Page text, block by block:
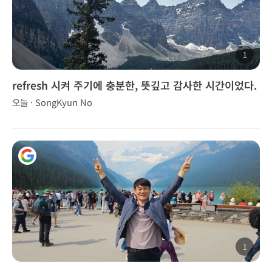
1
refresh 시켜 주기에 충분한, 뜻깊고 감사한 시간이었다.
오늘 · SongKyun No
1